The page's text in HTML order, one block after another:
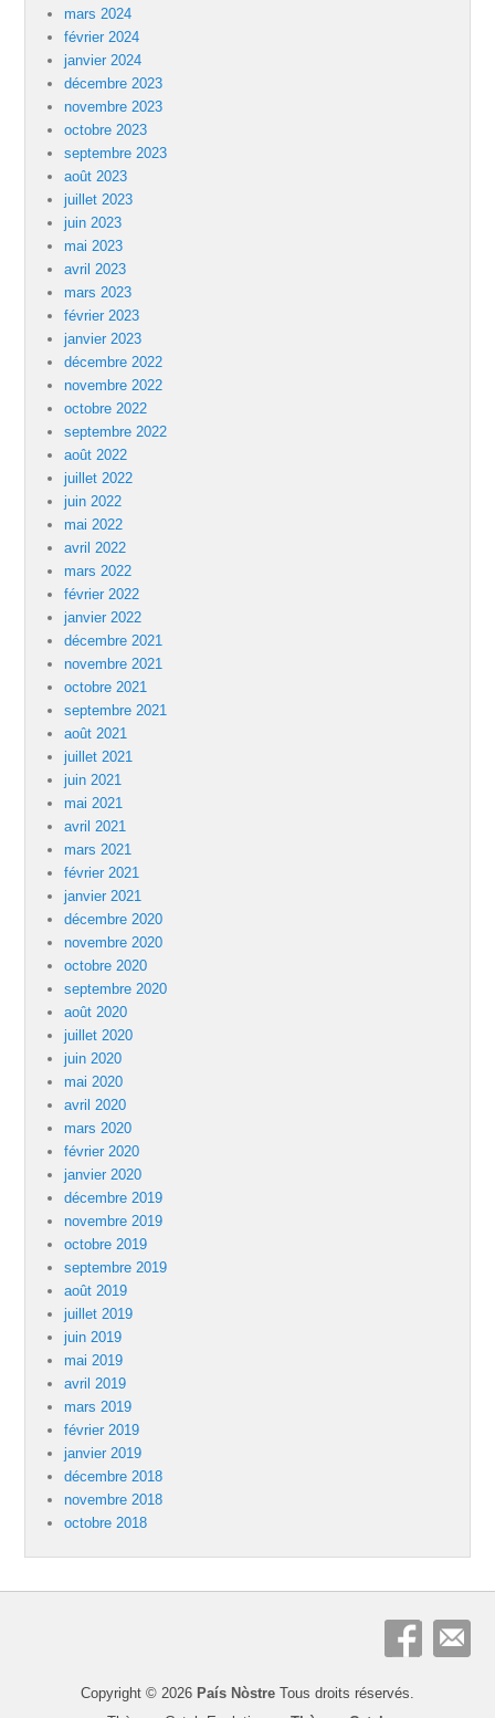
mars 2024
février 2024
janvier 2024
décembre 2023
novembre 2023
octobre 2023
septembre 2023
août 2023
juillet 2023
juin 2023
mai 2023
avril 2023
mars 2023
février 2023
janvier 2023
décembre 2022
novembre 2022
octobre 2022
septembre 2022
août 2022
juillet 2022
juin 2022
mai 2022
avril 2022
mars 2022
février 2022
janvier 2022
décembre 2021
novembre 2021
octobre 2021
septembre 2021
août 2021
juillet 2021
juin 2021
mai 2021
avril 2021
mars 2021
février 2021
janvier 2021
décembre 2020
novembre 2020
octobre 2020
septembre 2020
août 2020
juillet 2020
juin 2020
mai 2020
avril 2020
mars 2020
février 2020
janvier 2020
décembre 2019
novembre 2019
octobre 2019
septembre 2019
août 2019
juillet 2019
juin 2019
mai 2019
avril 2019
mars 2019
février 2019
janvier 2019
décembre 2018
novembre 2018
octobre 2018
Copyright © 2026 País Nòstre Tous droits réservés.